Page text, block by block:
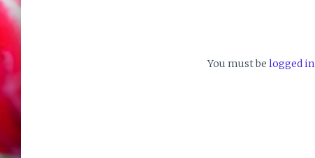
You must be logged in